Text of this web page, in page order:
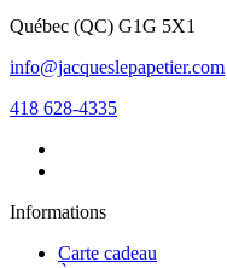
Québec (QC) G1G 5X1
info@jacqueslepapetier.com
418 628-4335
Informations
Carte cadeau